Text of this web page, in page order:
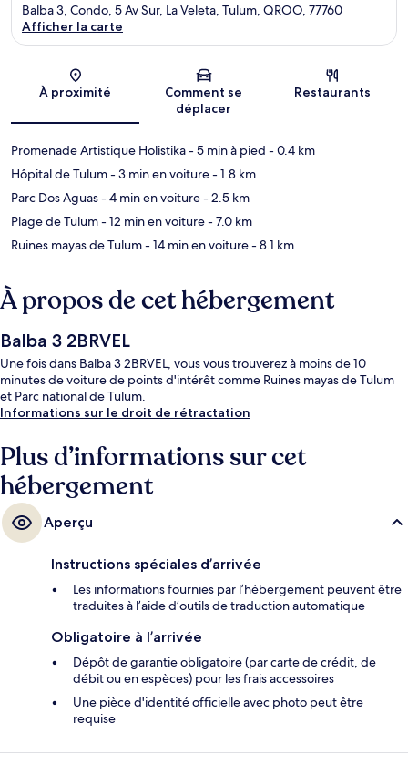
Carte
Balba 3, Condo, 5 Av Sur, La Veleta, Tulum, QROO, 77760
Afficher la carte
À proximité
Comment se
déplacer
Restaurants
Promenade Artistique Holistika- 5 min à pied - 0.4 km
Hôpital de Tulum- 3 min en voiture- 1.8 km
Parc Dos Aguas- 4 min en voiture- 2.5 km
Plage de Tulum- 12 min en voiture- 7.0 km
Ruines mayas de Tulum- 14 min en voiture- 8.1 km
À propos de cet hébergement
Balba 3 2BRVEL
Une fois dans Balba 3 2BRVEL, vous vous trouverez à moins de 10
minutes de voiture de points d'intérêt comme Ruines mayas de Tulum
et Parc national de Tulum.
Informations sur le droit de rétractation
Plus d’informations sur cet
hébergement
Aperçu
Instructions spéciales d’arrivée
Les informations fournies par l’hébergement peuvent être
traduites à l’aide d’outils de traduction automatique
Obligatoire à l’arrivée
Dépôt de garantie obligatoire (par carte de crédit, de
débit ou en espèces) pour les frais accessoires
Une pièce d'identité officielle avec photo peut être
requise